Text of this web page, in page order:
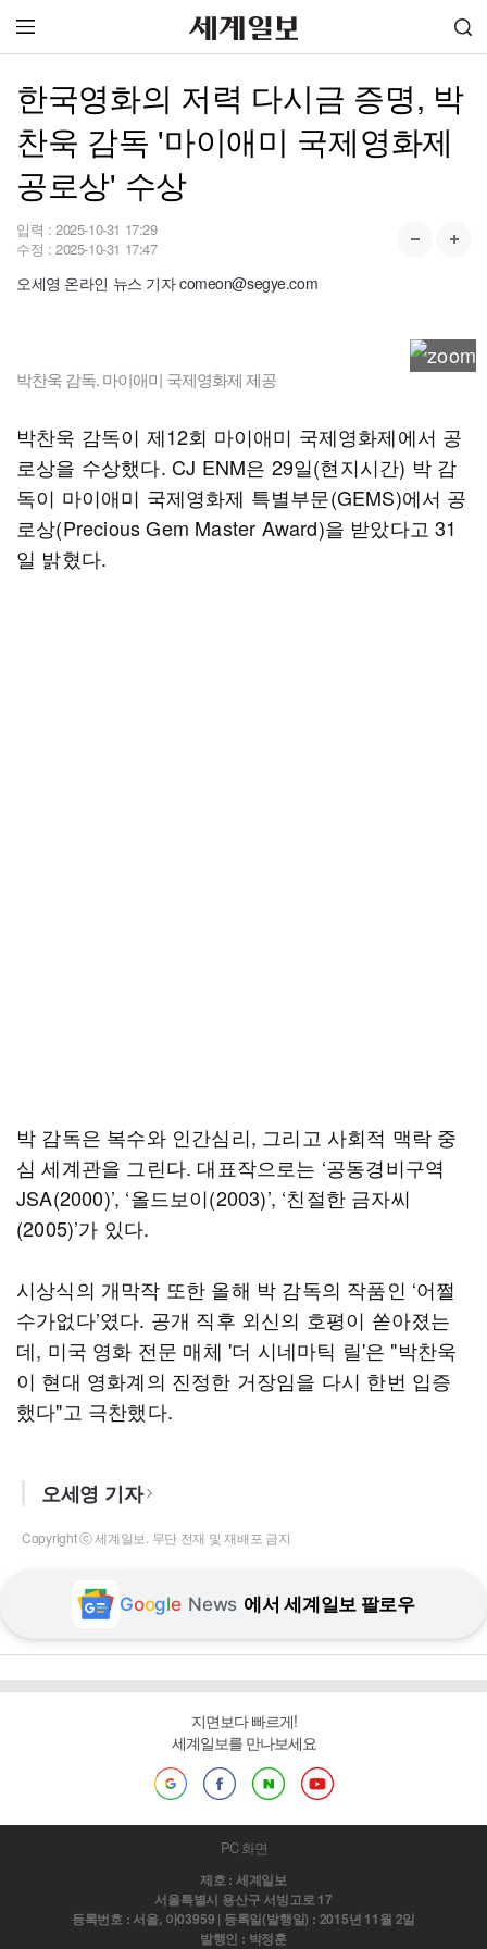
한국영화의 저력 다시금 증명, 박
찬욱 감독 '마이애미 국제영화제
공로상' 수상
입력 : 2025-10-31 17:29
수정 : 2025-10-31 17:47
오세영 온라인 뉴스 기자 comeon@segye.com
박찬욱 감독. 마이애미 국제영화제 제공
박찬욱 감독이 제12회 마이애미 국제영화제에서 공
로상을 수상했다. CJ ENM은 29일(현지시간) 박 감
독이 마이애미 국제영화제 특별부문(GEMS)에서 공
로상(Precious Gem Master Award)을 받았다고 31
일 밝혔다.
박 감독은 복수와 인간심리, 그리고 사회적 맥락 중
심 세계관을 그린다. 대표작으로는 ‘공동경비구역
JSA(2000)’, ‘올드보이(2003)’, ‘친절한 금자씨
(2005)’가 있다.
시상식의 개막작 또한 올해 박 감독의 작품인 ‘어쩔
수가없다’였다. 공개 직후 외신의 호평이 쏟아졌는
데, 미국 영화 전문 매체 '더 시네마틱 릴'은 "박찬욱
이 현대 영화계의 진정한 거장임을 다시 한번 입증
했다"고 극찬했다.
오세영 기자
Copyright ⓒ 세계일보. 무단 전재 및 재배포 금지
Google News 에서 세계일보 팔로우
지면보다 빠르게!
세계일보를 만나보세요
PC 화면
제호 : 세계일보
서울특별시 용산구 서빙고로 17
등록번호 : 서울, 아03959 | 등록일(발행일) : 2015년 11월 2일
발행인 : 박정훈